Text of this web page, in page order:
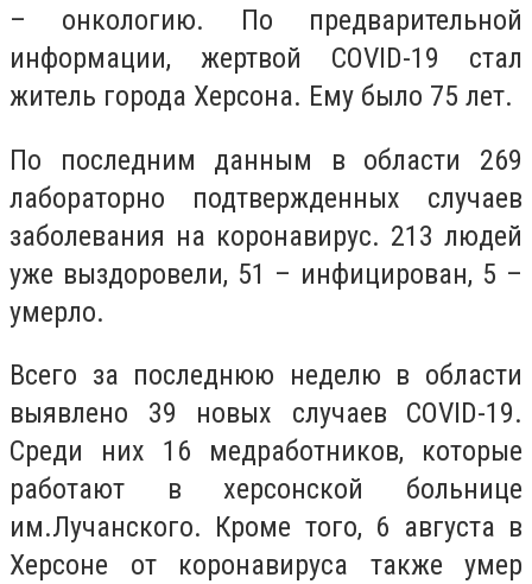
– онкологию. По предварительной
информации, жертвой COVID-19 стал
житель города Херсона. Ему было 75 лет.
По последним данным в области 269
лабораторно подтвержденных случаев
заболевания на коронавирус. 213 людей
уже выздоровели, 51 – инфицирован, 5 –
умерло.
Всего за последнюю неделю в области
выявлено 39 новых случаев COVID-19.
Среди них 16 медработников, которые
работают в херсонской больнице
им.Лучанского. Кроме того, 6 августа в
Херсоне от коронавируса также умер